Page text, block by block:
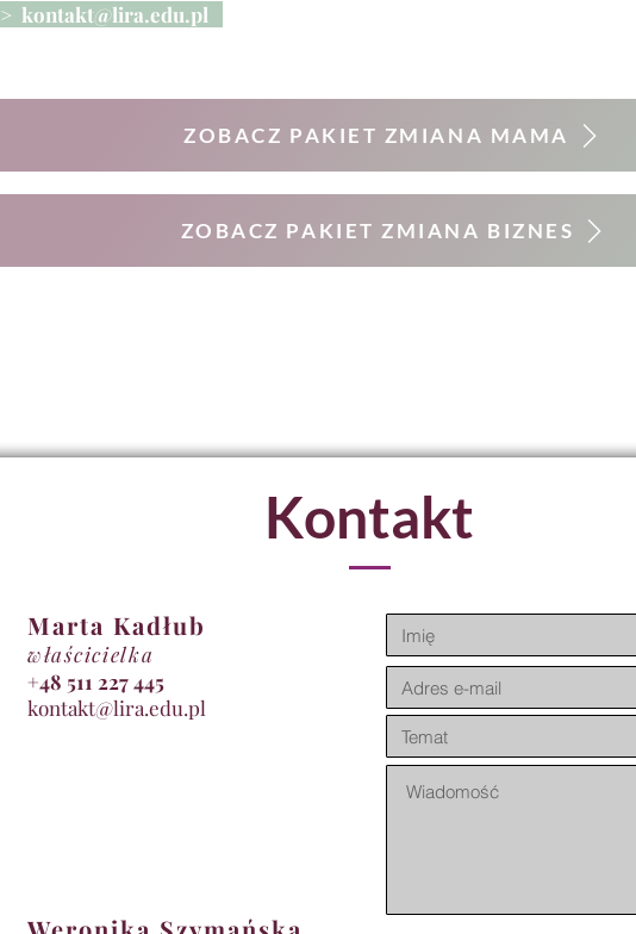
> kontakt@lira.edu.pl
ZOBACZ PAKIET ZMIANA MAMA
ZOBACZ PAKIET ZMIANA BIZNES
Kontakt
Marta Kadłub
właścicielka
+48 511 227 445
kontakt@lira.edu.pl